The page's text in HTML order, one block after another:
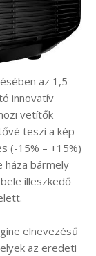
az 1,5-
innovatív
vetítők
teszi a kép
(-15% – +15%)
háza bármely
illeszkedő
elnevezésű
az eredeti